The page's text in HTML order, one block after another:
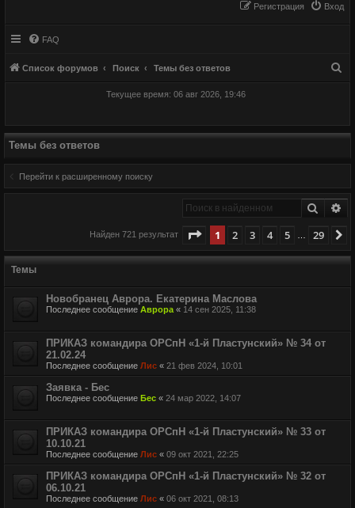
Вход
Регистрация
FAQ
Список форумов Поиск Темы без ответов
Текущее время: 06 авг 2026, 19:46
Темы без ответов
Перейти к расширенному поиску
Поиск
Найден 721 результат Страница из 29
1 2 3 4 5 29
Темы
Новобранец Аврора. Екатерина Маслова
Последнее сообщение Аврора « 14 сен 2025, 11:38
ПРИКАЗ командира ОРСпН «1-й Пластунский» № 34 от
21.02.24
Последнее сообщение Лис « 21 фев 2024, 10:01
Заявка - Бес
Последнее сообщение Бес « 24 мар 2022, 14:07
ПРИКАЗ командира ОРСпН «1-й Пластунский» № 33 от
10.10.21
Последнее сообщение Лис « 09 окт 2021, 22:25
ПРИКАЗ командира ОРСпН «1-й Пластунский» № 32 от
06.10.21
Последнее сообщение Лис « 06 окт 2021, 08:13